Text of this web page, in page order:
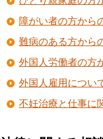
障がい者の方から
難病のある方から
外国人労働者の方
外国人雇用につい
不妊治療と仕事に